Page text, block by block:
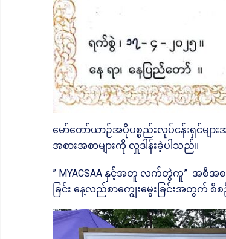
မော်တော်ယာဉ်အပိုပစ္စည်းလုပ်ငန်းရှင်မျာ
အစားအစာများကို လှူဒါန်းခဲ့ပါသည်။
” MYACSAA နှင့်အတူ လက်တွဲကူ” အစီအစ
ခြင်း နေ့လည်စာကျွေးမွေးခြင်းအတွက် စီ